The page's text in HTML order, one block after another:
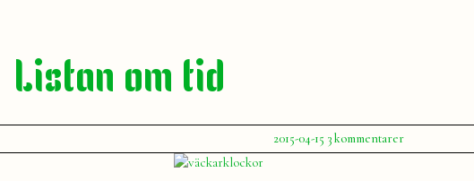
Listan om tid
Publicerat
av
Julia
2015-04-15 3 kommentarertill
Listan